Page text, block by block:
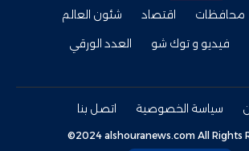
محافظات اقتصاد
شئون العالم
فيديو و توك شو
العدد الورقي
سياسة الخصوصية اتصل بنا
©2024 alshouranews.com All Rights